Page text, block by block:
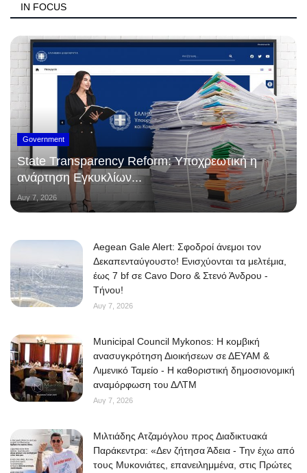
IN FOCUS
Government
State Transparency Reform: Υποχρεωτική η
ανάρτηση Εγκυκλίων...
Αυγ 7, 2026
Aegean Gale Alert: Σφοδροί άνεμοι τον
Δεκαπενταύγουστο! Ενισχύονται τα μελτέμια,
έως 7 bf σε Cavo Doro & Στενό Άνδρου -
Τήνου!
Αυγ 7, 2026
Municipal Council Mykonos: Η κομβική
ανασυγκρότηση Διοικήσεων σε ΔΕΥΑΜ &
Λιμενικό Ταμείο - Η καθοριστική δημοσιονομική
αναμόρφωση του ΔΛΤΜ
Αυγ 7, 2026
Μιλτιάδης Ατζαμόγλου προς Διαδικτυακά
Παράκεντρα: «Δεν ζήτησα Άδεια - Την έχω από
τους Μυκονιάτες, επανειλημμένα, στις Πρώτες